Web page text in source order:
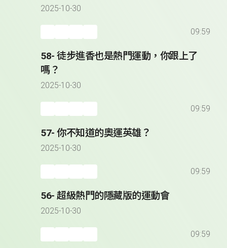
2025-10-30
09:59
58- 徒步進香也是熱門運動，你跟上了
嗎？
2025-10-30
09:59
57- 你不知道的奧運英雄？
2025-10-30
09:59
56- 超級熱門的隱藏版的運動會
2025-10-30
09:59